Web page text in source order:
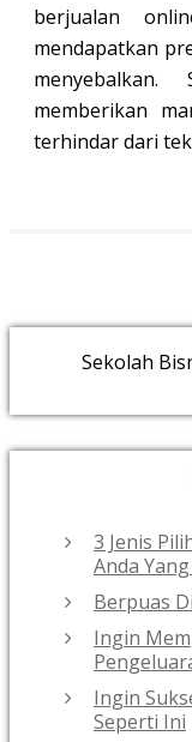
berjualan
mendapatkan
memberikan
terhindar dari
Sekolah
3 Jenis
Anda
Berpuas
Ingin
Ingin
Seperti Ini